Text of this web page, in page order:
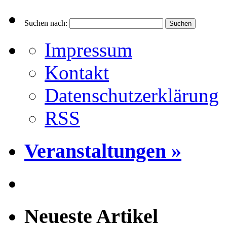
Suchen nach:
Impressum
Kontakt
Datenschutzerklärung
RSS
Veranstaltungen »
Neueste Artikel